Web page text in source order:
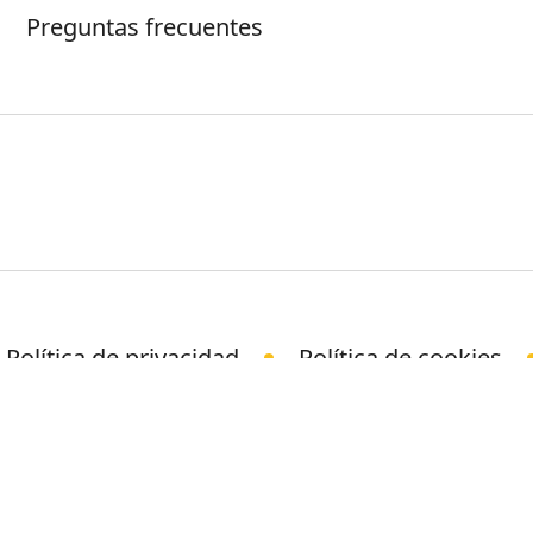
Preguntas frecuentes
Política de privacidad Política de cookies